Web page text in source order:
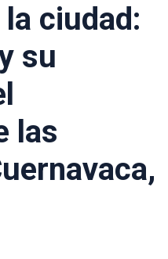
ciudad:
su
las